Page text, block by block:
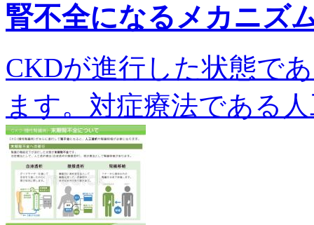
腎不全になるメカニズ
CKDが進行した状態で
ます。対症療法である